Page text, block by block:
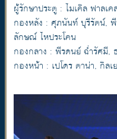
ผู้รักษาประตู : ไมเคิล ฟาลเค
กองหลัง : ศุภนันท์ บุรีรัตน์,
ลักษณ์ ไหประโคน
กองกลาง : พีรดนย์ ฉ่ำรัศมี,
กองหน้า : เปโดร ตาน่า, กิล